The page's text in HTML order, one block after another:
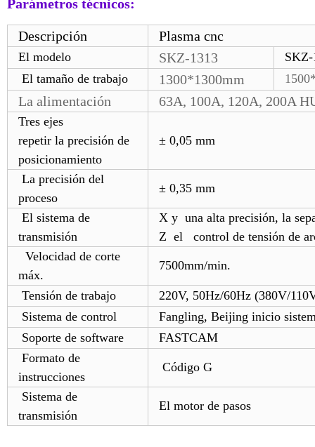
Parámetros técnicos:
Descripción Plasma cnc
El modelo SKZ-1313
SKZ-
El tamaño de trabajo
1300*1300mm
La alimentación 63A, 100A, 120A, 200A
Tres ejes
repetir la precisión de
posicionamiento
± 0,05 mm
La precisión del
proceso
± 0,35 mm
El sistema de
transmisión
X y una alta precisión, la
Z el control de tensión de
Velocidad de corte
máx.
7500mm/min.
Tensión de trabajo
220V, 50Hz/60Hz (380V/
Sistema de control
Fangling, Beijing inicio
Soporte de software
FASTCAM
Formato de
instrucciones
Código G
Sistema de
transmisión
El motor de pasos